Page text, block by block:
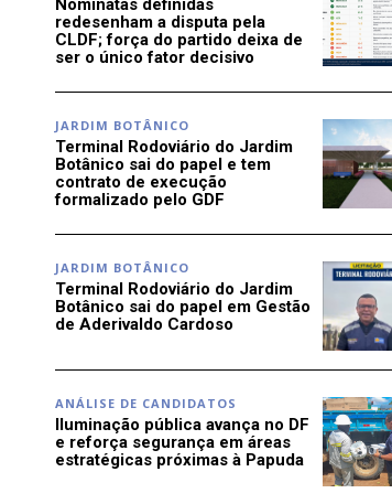
Nominatas definidas
redesenham a disputa pela
CLDF; força do partido deixa de
ser o único fator decisivo
JARDIM BOTÂNICO
Terminal Rodoviário do Jardim
Botânico sai do papel e tem
contrato de execução
formalizado pelo GDF
JARDIM BOTÂNICO
Terminal Rodoviário do Jardim
Botânico sai do papel em Gestão
de Aderivaldo Cardoso
ANÁLISE DE CANDIDATOS
Iluminação pública avança no DF
e reforça segurança em áreas
estratégicas próximas à Papuda